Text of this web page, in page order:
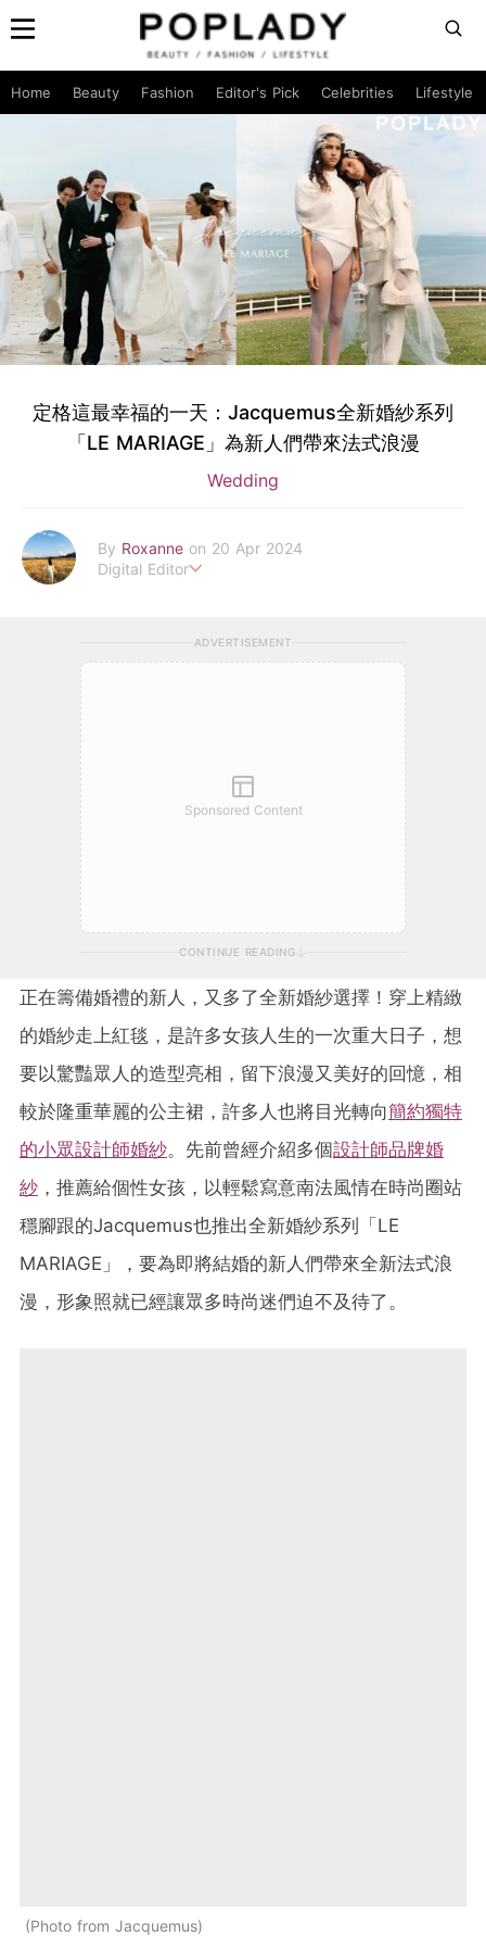
Home Beauty Fashion Editor's Pick Celebrities Lifestyle
定格這最幸福的一天：Jacquemus全新婚紗系列
「LE MARIAGE」為新人們帶來法式浪漫
Wedding
By Roxanne on 20 Apr 2024
Digital Editor
roxanne.lee@poplady-mag.com
ADVERTISEMENT
Sponsored Content
CONTINUE READING
正在籌備婚禮的新人，又多了全新婚紗選擇！穿上精緻
的婚紗走上紅毯，是許多女孩人生的一次重大日子，想
要以驚豔眾人的造型亮相，留下浪漫又美好的回憶，相
較於隆重華麗的公主裙，許多人也將目光轉向簡約獨特
的小眾設計師婚紗。先前曾經介紹多個設計師品牌婚
紗 ，推薦給個性女孩，以輕鬆寫意南法風情在時尚圈站
穩腳跟的Jacquemus也推出全新婚紗系列「LE
MARIAGE」，要為即將結婚的新人們帶來全新法式浪
漫，形象照就已經讓眾多時尚迷們迫不及待了。
Photo from Jacquemus